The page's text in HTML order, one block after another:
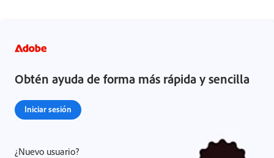
Obtén ayuda de forma más rápida y sencilla
Iniciar sesión
¿Nuevo usuario?